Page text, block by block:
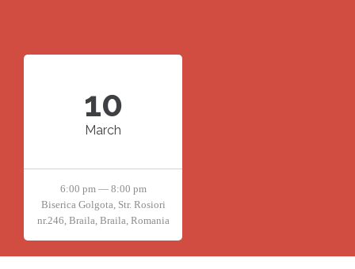
10
March
6:00 pm — 8:00 pm
Biserica Golgota, Str. Rosiori
nr.246, Braila, Braila, Romania